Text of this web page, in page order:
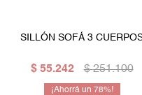
SILLÓN SOFÁ 3
$ 55.242 $ 251.100
78